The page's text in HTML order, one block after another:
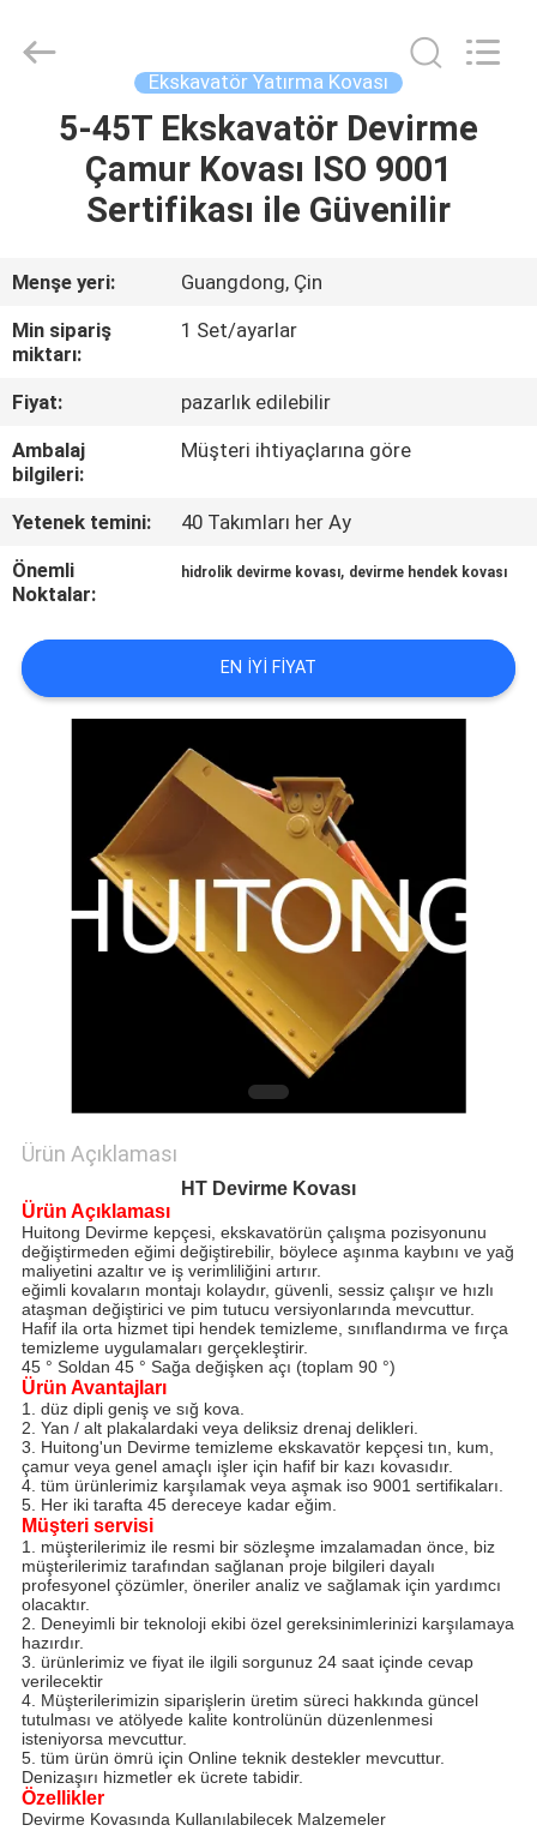
EVDE
VR
GÖSTERISI
BIZIM
HAKKIMIZDA
FABRIKA
TURU
KALITE
KONTROLÜ
İNDIRIM
İSTE
GIZLILIK
POLITIKASI
Ekskavatör Yatırma Kovası
5-45T Ekskavatör Devirme
Çamur Kovası ISO 9001
Sertifikası ile Güvenilir
Menşe yeri:
Guangdong, Çin
Min sipariş
miktarı:
1 Set/ayarlar
Fiyat:
pazarlık edilebilir
Ambalaj
bilgileri:
Müşteri ihtiyaçlarına göre
Yetenek temini:
40 Takımları her Ay
Önemli
Noktalar:
hidrolik devirme kovası, devirme hendek kovası
EN IYI FIYAT
Ürün Açıklaması
HT Devirme Kovası
Ürün Açıklaması
Huitong Devirme kepçesi, ekskavatörün çalışma pozisyonunu
değiştirmeden eğimi değiştirebilir, böylece aşınma kaybını ve yağ
maliyetini azaltır ve iş verimliliğini artırır.
eğimli kovaların montajı kolaydır, güvenli, sessiz çalışır ve hızlı
ataşman değiştirici ve pim tutucu versiyonlarında mevcuttur.
Hafif ila orta hizmet tipi hendek temizleme, sınıflandırma ve fırça
temizleme uygulamaları gerçekleştirir.
45 ° Soldan 45 ° Sağa değişken açı (toplam 90 °)
Ürün Avantajları
1. düz dipli geniş ve sığ kova.
2. Yan / alt plakalardaki veya deliksiz drenaj delikleri.
3. Huitong'un Devirme temizleme ekskavatör kepçesi tın, kum,
çamur veya genel amaçlı işler için hafif bir kazı kovasıdır.
4. tüm ürünlerimiz karşılamak veya aşmak iso 9001 sertifikaları.
5. Her iki tarafta 45 dereceye kadar eğim.
Müşteri servisi
1. müşterilerimiz ile resmi bir sözleşme imzalamadan önce, biz
müşterilerimiz tarafından sağlanan proje bilgileri dayalı
profesyonel çözümler, öneriler analiz ve sağlamak için yardımcı
olacaktır.
2. Deneyimli bir teknoloji ekibi özel gereksinimlerinizi karşılamaya
hazırdır.
3. ürünlerimiz ve fiyat ile ilgili sorgunuz 24 saat içinde cevap
verilecektir
4. Müşterilerimizin siparişlerin üretim süreci hakkında güncel
tutulması ve atölyede kalite kontrolünün düzenlenmesi
isteniyorsa mevcuttur.
5. tüm ürün ömrü için Online teknik destekler mevcuttur.
Denizaşırı hizmetler ek ücrete tabidir.
Özellikler
Devirme Kovasında Kullanılabilecek Malzemeler